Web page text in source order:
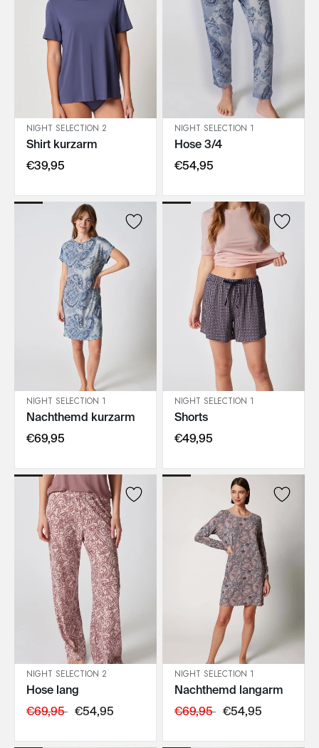
IN DEN WARENKORB
NIGHT SELECTION 2
Shirt kurzarm
€39,95
IN DEN WARENKORB
NIGHT SELECTION 1
Hose 3/4
€54,95
IN DEN WARENKORB
NIGHT SELECTION 1
Nachthemd kurzarm
€69,95
IN DEN WARENKORB
NIGHT SELECTION 1
Shorts
€49,95
IN DEN WARENKORB
NIGHT SELECTION 2
Hose lang
€69,95 €54,95
IN DEN WARENKORB
NIGHT SELECTION 1
Nachthemd langarm
€69,95 €54,95